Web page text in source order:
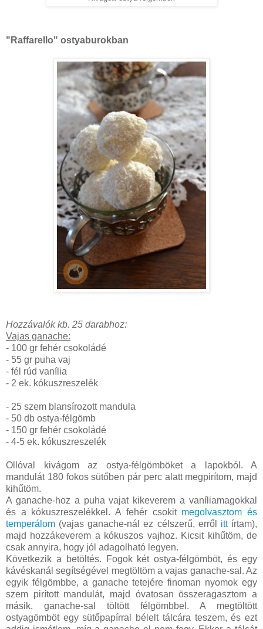
"Raffarello" ostyaburokban
Hozzávalók kb. 25 darabhoz:
Vajas ganache:
- 100 gr fehér csokoládé
- 55 gr puha vaj
- fél rúd vanília
- 2 ek. kókuszreszelék
- 25 szem blansírozott mandula
- 50 db ostya-félgömb
- 150 gr fehér csokoládé
- 4-5 ek. kókuszreszelék
Ollóval kivágom az ostya-félgömböket a lapokból. A
mandulát 180 fokos sütőben pár perc alatt megpirítom, majd
kihűtöm.
A ganache-hoz a puha vajat kikeverem a vaníliamagokkal
és a kókuszreszelékkel. A fehér csokit megolvasztom és
temperálom (vajas ganache-nál ez célszerű, erről ittírtam),
majd hozzákeverem a kókuszos vajhoz. Kicsit kihűtöm, de
csak annyira, hogy jól adagolható legyen.
Következik a betöltés. Fogok két ostya-félgömböt, és egy
kávéskanál segítségével megtöltöm a vajas ganache-sal. Az
egyik félgömbbe, a ganache tetejére finoman nyomok egy
szem pirított mandulát, majd óvatosan összeragasztom a
másik, ganache-sal töltött félgömbbel. A megtöltött
ostyagömböt egy sütőpapírral bélelt tálcára teszem, és ezt